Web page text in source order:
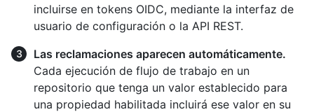
incluirse en tokens OIDC, mediante la interfaz de
usuario de configuración o la API REST.
Las reclamaciones aparecen automáticamente.
Cada ejecución de flujo de trabajo en un
repositorio que tenga un valor establecido para
una propiedad habilitada incluirá ese valor en su